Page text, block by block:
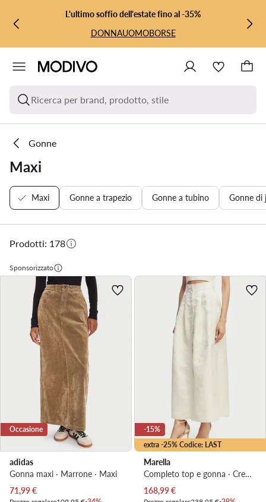
VAI AL CONTENUTO PRINCIPALE
VAI ALLA RICERCAL'ultimo soffio dell'estate fino al -35%
DONNAUOMOBORSE
Ricerca per brand, prodotto, stile
Gonne
Maxi
Maxi Gonne a trapezio Gonne a tubino Gonne di
Prodotti: 178
Sponsorizzato
Occasione
adidas
Gonna maxi · Marrone · Maxi
Prezzo attuale
71,99€
extra -25% Codice: LAST
-15%
Marella
Completo top e gonna · Crema · Maxi
Prezzo attuale
168,99€